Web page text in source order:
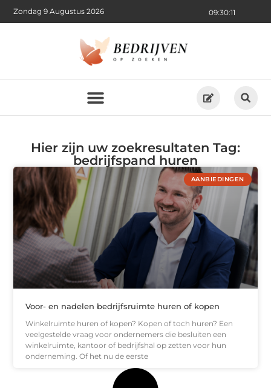
09:30:11
Zondag 9 Augustus 2026
Hier zijn uw zoekresultaten Tag:
bedrijfspand huren
AANBIEDINGEN
Voor- en nadelen bedrijfsruimte huren of kopen
Winkelruimte huren of kopen? Kopen of toch huren? Een
veelgestelde vraag voor ondernemers die besluiten een
winkelruimte, kantoor of bedrijfshal op zetten voor hun
onderneming. Of het nu de eerste